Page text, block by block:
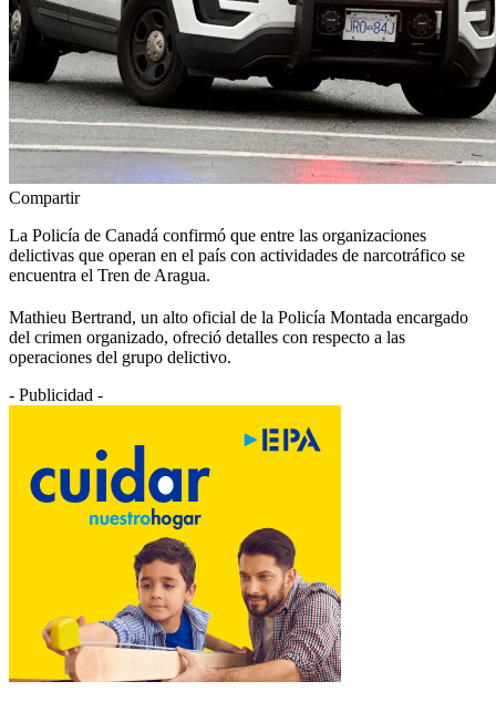
Compartir
La Policía de Canadá confirmó que entre las organizaciones
delictivas que operan en el país con actividades de narcotráfico se
encuentra el Tren de Aragua.
Mathieu Bertrand, un alto oficial de la Policía Montada encargado
del crimen organizado, ofreció detalles con respecto a las
operaciones del grupo delictivo.
- Publicidad -